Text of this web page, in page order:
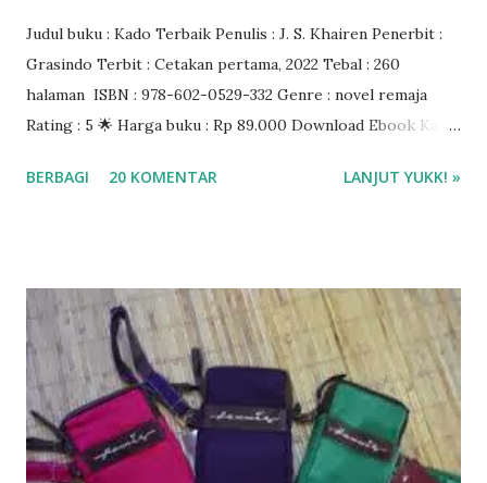
Judul buku : Kado Terbaik Penulis : J. S. Khairen Penerbit :
Grasindo Terbit : Cetakan pertama, 2022 Tebal : 260
halaman ISBN : 978-602-0529-332 Genre : novel remaja
Rating : 5 🌟 Harga buku : Rp 89.000 Download Ebook Kado
Gramedia.com atau Shopee ❤❤❤
BERBAGI 20 KOMENTAR LANJUT YUKK! »